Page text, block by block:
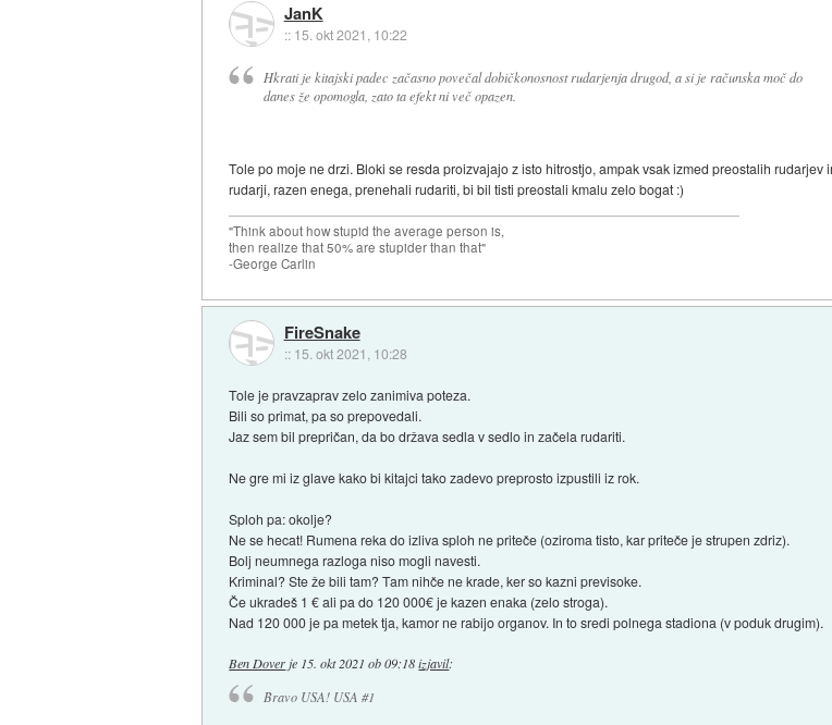
JanK
:: 15. okt 2021, 10:22
Hkrati je kitajski padec začasno povečal dobičkonosnost rudarjenja drugod, a si je računska moč do
danes že opomogla, zato ta efekt ni več opazen.
Tole po moje ne drzi. Bloki se resda proizvajajo z isto hitrostjo, ampak vsak izmed preostalih
rudarji, razen enega, prenehali rudariti, bi bil tisti preostali kmalu zelo bogat :)
"Think about how stupid the average person is,
then realize that 50% are stupider than that"
-George Carlin
FireSnake
:: 15. okt 2021, 10:28
Tole je pravzaprav zelo zanimiva poteza.
Bili so primat, pa so prepovedali.
Jaz sem bil prepričan, da bo država sedla v sedlo in začela rudariti.
Ne gre mi iz glave kako bi kitajci tako zadevo preprosto izpustili iz rok.
Sploh pa: okolje?
Ne se hecat! Rumena reka do izliva sploh ne priteče (oziroma tisto, kar priteče je strupen zdriz).
Bolj neumnega razloga niso mogli navesti.
Kriminal? Ste že bili tam? Tam nihče ne krade, ker so kazni previsoke.
Če ukradeš 1 € ali pa do 120 000€ je kazen enaka (zelo stroga).
Nad 120 000 je pa metek tja, kamor ne rabijo organov. In to sredi polnega stadiona (v poduk drugim).
Ben Doverje 15. okt 2021 ob 09:18 izjavil:
Bravo USA! USA #1